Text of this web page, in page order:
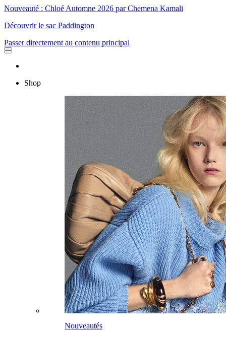
Nouveauté : Chloé Automne 2026 par Chemena Kamali
Découvrir le sac Paddington
Passer directement au contenu principal
Shop
Nouveautés